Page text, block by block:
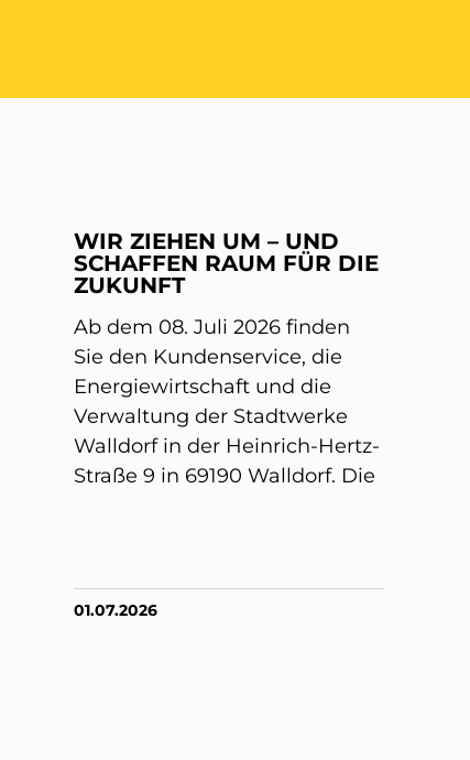
WIR ZIEHEN UM – UND
SCHAFFEN RAUM FÜR DIE
ZUKUNFT
Ab dem 08. Juli 2026 finden
Sie den Kundenservice, die
Energiewirtschaft und die
Verwaltung der Stadtwerke
Walldorf in der Heinrich-Hertz-
Straße 9 in 69190 Walldorf. Die
01.07.2026